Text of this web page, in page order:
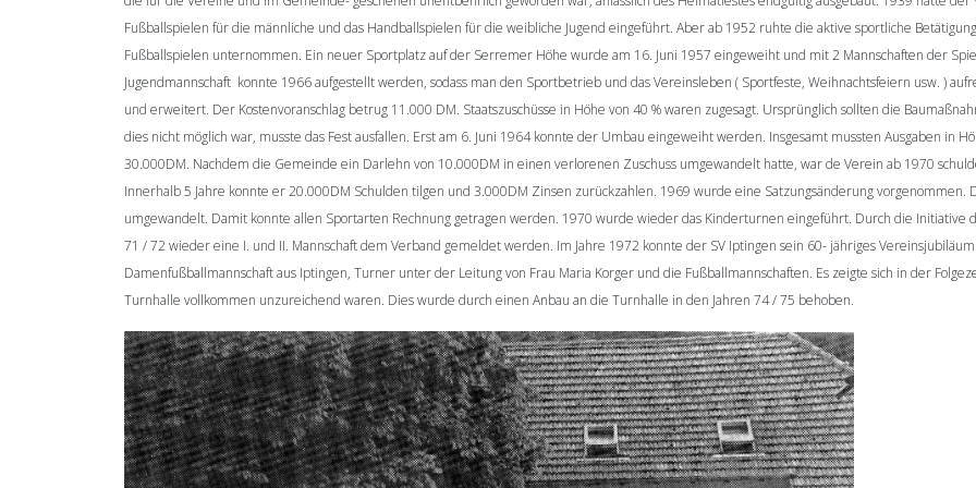
Fußballspielen für die männliche und das Handballspielen für die weibliche Jugend eingeführt. Aber ab 1952 ruhte die aktive sportliche
Fußballspielen unternommen. Ein neuer Sportplatz auf der Serremer Höhe wurde am 16. Juni 1957 eingeweiht und mit 2 Mannschaften der
Jugendmannschaft konnte 1966 aufgestellt werden, sodass man den Sportbetrieb und das Vereinsleben ( Sportfeste, Weihnachtsfeiern usw. )
und erweitert. Der Kostenvoranschlag betrug 11.000 DM. Staatszuschüsse in Höhe von 40 % waren zugesagt. Ursprünglich sollten die
dies nicht möglich war, musste das Fest ausfallen. Erst am 6. Juni 1964 konnte der Umbau eingeweiht werden. Insgesamt mussten Ausgaben in
30.000DM. Nachdem die Gemeinde ein Darlehn von 10.000DM in einen verlorenen Zuschuss umgewandelt hatte, war de Verein ab 1970
Innerhalb 5 Jahre konnte er 20.000DM Schulden tilgen und 3.000DM Zinsen zurückzahlen. 1969 wurde eine Satzungsänderung vorgenommen.
umgewandelt. Damit konnte allen Sportarten Rechnung getragen werden. 1970 wurde wieder das Kinderturnen eingeführt. Durch die Initiative
71 / 72 wieder eine I. und II. Mannschaft dem Verband gemeldet werden. Im Jahre 1972 konnte der SV Iptingen sein 60- jähriges
Damenfußballmannschaft aus Iptingen, Turner unter der Leitung von Frau Maria Korger und die Fußballmannschaften. Es zeigte sich in der
Turnhalle vollkommen unzureichend waren. Dies wurde durch einen Anbau an die Turnhalle in den Jahren 74 / 75 behoben.